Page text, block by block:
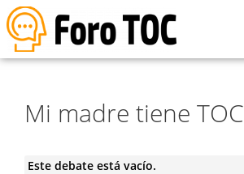
Mi madre tiene TOC
Este debate está vacío.